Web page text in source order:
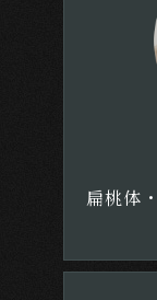
扁桃体